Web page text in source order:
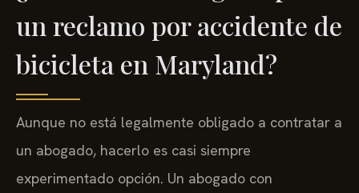
un reclamo por accidente de
bicicleta en Maryland?
Aunque no está legalmente obligado a contratar a
un abogado, hacerlo es casi siempre
experimentado opción. Un abogado con